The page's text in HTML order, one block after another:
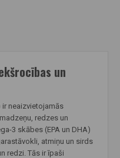
un
ir neaizvietojamās
redzes un
3 skābes (EPA un DHA)
atmiņu un sirds
redzi. Tās ir īpaši